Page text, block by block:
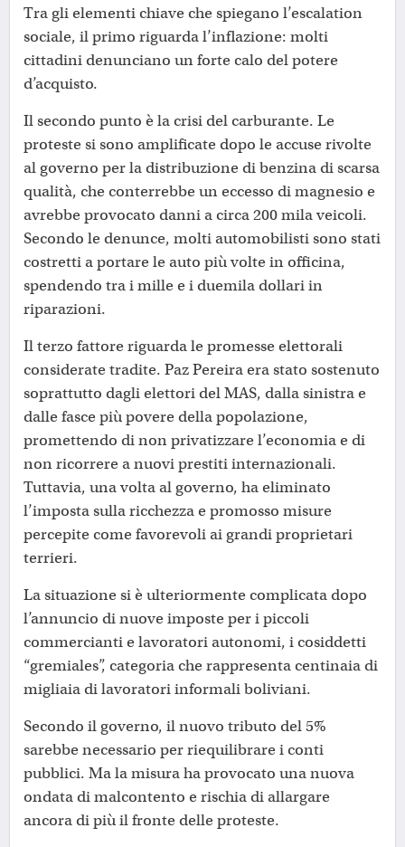
Tra gli elementi chiave che spiegano l’escalation
sociale, il primo riguarda l’inflazione: molti
cittadini denunciano un forte calo del potere
d’acquisto.
Il secondo punto è la crisi del carburante. Le
proteste si sono amplificate dopo le accuse rivolte
al governo per la distribuzione di benzina di scarsa
qualità, che conterrebbe un eccesso di magnesio e
avrebbe provocato danni a circa 200 mila veicoli.
Secondo le denunce, molti automobilisti sono stati
costretti a portare le auto più volte in officina,
spendendo tra i mille e i duemila dollari in
riparazioni.
Il terzo fattore riguarda le promesse elettorali
considerate tradite. Paz Pereira era stato sostenuto
soprattutto dagli elettori del MAS, dalla sinistra e
dalle fasce più povere della popolazione,
promettendo di non privatizzare l’economia e di
non ricorrere a nuovi prestiti internazionali.
Tuttavia, una volta al governo, ha eliminato
l’imposta sulla ricchezza e promosso misure
percepite come favorevoli ai grandi proprietari
terrieri.
La situazione si è ulteriormente complicata dopo
l’annuncio di nuove imposte per i piccoli
commercianti e lavoratori autonomi, i cosiddetti
“gremiales”, categoria che rappresenta centinaia di
migliaia di lavoratori informali boliviani.
Secondo il governo, il nuovo tributo del 5%
sarebbe necessario per riequilibrare i conti
pubblici. Ma la misura ha provocato una nuova
ondata di malcontento e rischia di allargare
ancora di più il fronte delle proteste.